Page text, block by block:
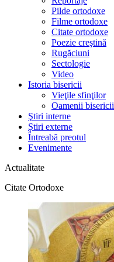
Pilde ortodoxe
Filme ortodoxe
Citate ortodoxe
Poezie creştină
Rugăciuni
Sectologie
Video
Istoria bisericii
Vieţile sfinţilor
Oamenii bisericii
Ştiri interne
Știri externe
Întreabă preotul
Evenimente
Actualitate
Citate Ortodoxe